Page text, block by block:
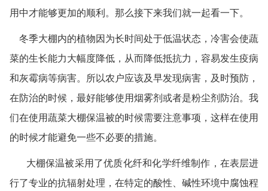
用中才能够更加的顺利。那么接下来我们就一起看一下。
冬季大棚内的植物因为长时间处于低温状态，冷害会使蔬
菜的生长能力大幅度降低，从而降低抵抗力，容易发生疫病
和灰霉病等病害。所以农户应该及早发现病害，及时预防，
在防治的时候，最好能够使用烟雾剂或者是粉尘剂防治。我
们在使用蔬菜大棚保温被的时候需要注意事项，这样在使用
的时候才能避免一些不必要的措施。
大棚保温被采用了优质化纤和化学纤维制作，在表层进
行了专业的抗辐射处理，在特定的酸性、碱性环境中腐蚀程